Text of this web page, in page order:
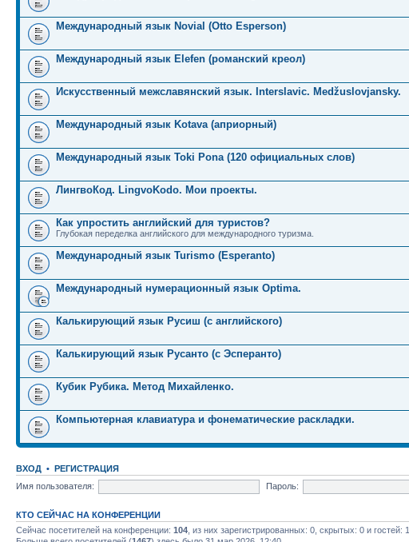
Международный язык Novial (Otto Esperson)
Международный язык Elefen (романский креол)
Искусственный межславянский язык. Interslavic. Medžuslovjansky.
Международный язык Kotava (априорный)
Международный язык Toki Pona (120 официальных слов)
ЛингвоКод. LingvoKodo. Мои проекты.
Как упростить английский для туристов?
Глубокая переделка английского для международного туризма.
Международный язык Turismo (Esperanto)
Международный нумерационный язык Optima.
Калькирующий язык Русиш (с английского)
Калькирующий язык Русанто (с Эсперанто)
Кубик Рубика. Метод Михайленко.
Компьютерная клавиатура и фонематические раскладки.
ВХОД • РЕГИСТРАЦИЯ
Имя пользователя:
Пароль:
КТО СЕЙЧАС НА КОНФЕРЕНЦИИ
Сейчас посетителей на конференции: 104 , из них зарегистрированных: 0, скрытых: 0 и